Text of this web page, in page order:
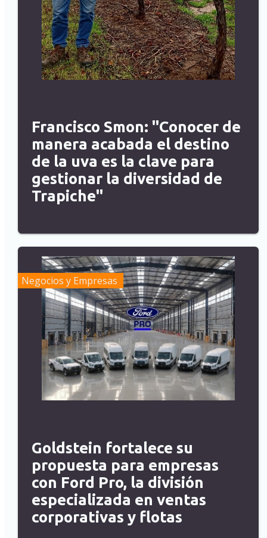
Francisco Smon: "Conocer de
manera acabada el destino
de la uva es la clave para
gestionar la diversidad de
Trapiche"
Negocios y Empresas
Goldstein fortalece su
propuesta para empresas
con Ford Pro, la división
especializada en ventas
corporativas y flotas